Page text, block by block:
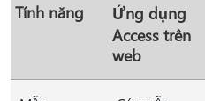
Tính năng
Ứng dụng
Access trên
web